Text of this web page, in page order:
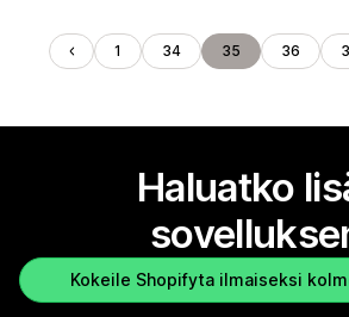
1 34 35 36
Haluatko
Kokeile Shopifyta ilmaiseksi